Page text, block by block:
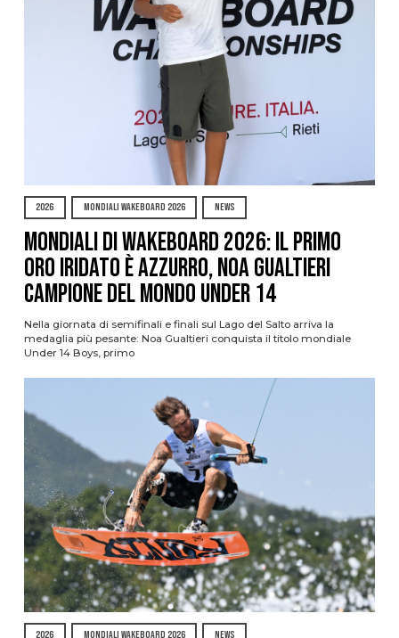
2026 MONDIALI WAKEBOARD 2026 NEWS
Mondiali di Wakeboard 2026: il primo
oro iridato è azzurro, Noa Gualtieri
campione del mondo Under 14
Nella giornata di semifinali e finali sul Lago del Salto arriva la
medaglia più pesante: Noa Gualtieri conquista il titolo mondiale
Under 14 Boys, primo
2026 MONDIALI WAKEBOARD 2026 NEWS